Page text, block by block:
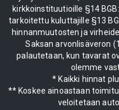
kirkkoinstituutioille §14
tarkoitettu kuluttajille §13
hinnanmuutosten ja
Saksan arvonlisäveron
palautetaan, kun tavarat
olemme
* Kaikki hinnat
** Koskee ainoastaan
veloitetaan